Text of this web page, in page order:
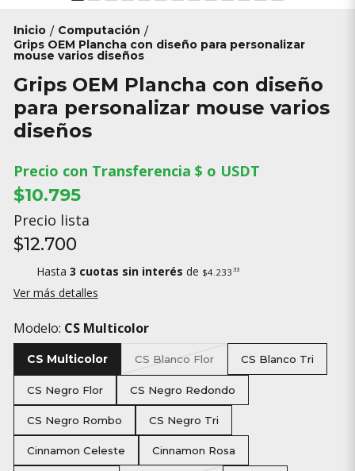
Inicio / Computación /
Grips OEM Plancha con diseño para personalizar
mouse varios diseños
Grips OEM Plancha con diseño
para personalizar mouse varios
diseños
Precio con Transferencia $ o USDT
$10.795
Precio lista
$12.700
Hasta 3 cuotas sin interés de $4.233 33
Ver más detalles
Modelo: CS Multicolor
CS Multicolor CS Blanco Flor CS Blanco Tri
CS Negro Flor CS Negro Redondo
CS Negro Rombo CS Negro Tri
Cinnamon Celeste Cinnamon Rosa